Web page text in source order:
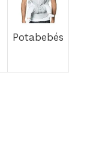
Potabebés